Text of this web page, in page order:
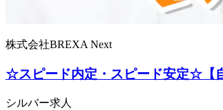
株式会社BREXA Next
☆スピード内定・スピード安定☆【
シルバー求人